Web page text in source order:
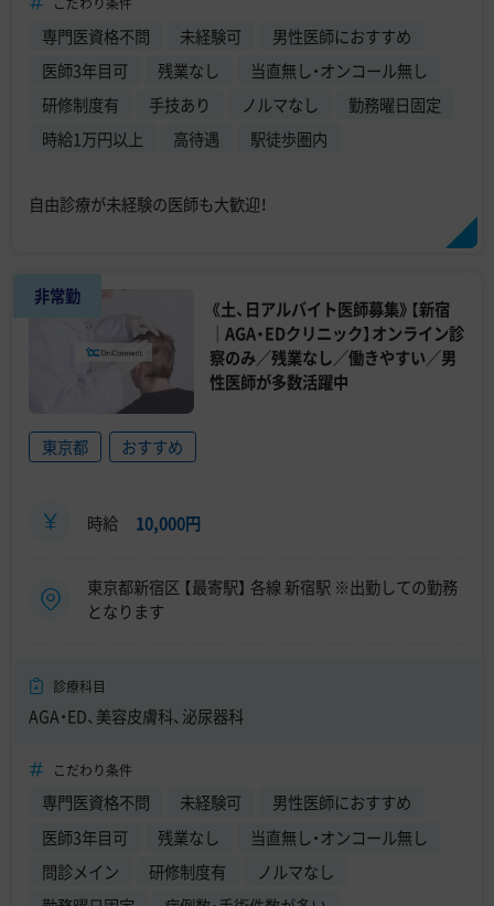
専門医資格不問 未経験可
男性医師におすすめ
医師3年目可
残業なし
当直無し・オンコール無し
研修制度有
手技あり ノルマなし
勤務曜日固定
時給1万円以上
高待遇 駅徒歩圏内
自由診療が未経験の医師も大歓迎！
非常勤
《土、日アルバイト医師募集》【新宿
｜AGA・EDクリニック】オンライン診
察のみ／残業なし／働きやすい／男
性医師が多数活躍中
東京都 おすすめ
時給 10,000円
東京都新宿区 【最寄駅】 各線 新宿駅 ※出勤しての勤務
となります
診療科目
AGA・ED、美容皮膚科、泌尿器科
こだわり条件
専門医資格不問 未経験可
男性医師におすすめ
医師3年目可
残業なし
当直無し・オンコール無し
問診メイン
研修制度有
ノルマなし